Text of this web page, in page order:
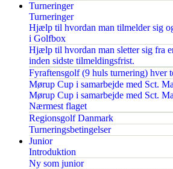
Turneringer
Turneringer
Hjælp til hvordan man tilmelder sig
i Golfbox
Hjælp til hvordan man sletter sig fra
inden sidste tilmeldingsfrist.
Fyraftensgolf (9 huls turnering) hver
Mørup Cup i samarbejde med Sct.
Mørup Cup i samarbejde med Sct.
Nærmest flaget
Regionsgolf Danmark
Turneringsbetingelser
Junior
Introduktion
Ny som junior